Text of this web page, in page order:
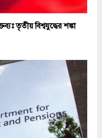
তৃতীয় বিশ্বযুদ্ধের শঙ্কা